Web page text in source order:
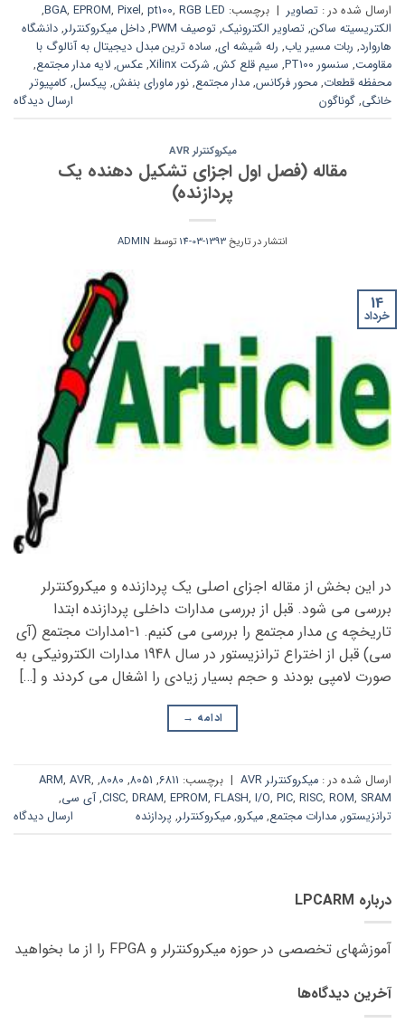
ارسال شده در : تصاویر | برچسب: BGA, EPROM, Pixel, pt100, RGB LED
,
الکتریسیته ساکن, تصاویر الکترونیک, توصیف PWM , داخل میکروکنترلر, دانشگاه
هاروارد, ربات مسیر یاب, رله شیشه ای, ساده ترین مبدل دیجیتال به آنالوگ با
مقاومت, سنسور PT100 , سیم قلع کش, شرکت Xilinx , عکس, لایه مدار مجتمع,
محفظه قطعات, محور فرکانس, مدار مجتمع, نور ماورای بنفش, پیکسل, کامپیوتر
خانگی, گوناگون ارسال دیدگاه
میکروکنترلر AVR
مقاله (فصل اول اجزای تشکیل دهنده یک
پردازنده)
انتشار در تاریخ1393-03-14 توسط ADMIN
14
خرداد
در این بخش از مقاله اجزای اصلی یک پردازنده و میکروکنترلر
بررسی می شود. قبل از بررسی مدارات داخلی پردازنده ابتدا
تاریخچه ی مدار مجتمع را بررسی می کنیم. 1-1مدارات مجتمع (آی
سی) قبل از اختراع ترانزیستور در سال 1948 مدارات الکترونیکی به
صورت لامپی بودند و حجم بسیار زیادی را اشغال می کردند و […]
ادامه →
ارسال شده در : میکروکنترلر AVR | برچسب: 6811
,
8051
,
8080
,
ARM, AVR,
CISC, DRAM, EPROM, FLASH, I/O, PIC, RISC, ROM, SRAM
,آی سی,
ترانزیستور, مدارات مجتمع, میکرو, میکروکنترلر, پردازنده ارسال دیدگاه
درباره LPCARM
آموزشهای تخصصی در حوزه میکروکنترلر و FPGA را از ما بخواهید
آخرین دیدگاه‌ها